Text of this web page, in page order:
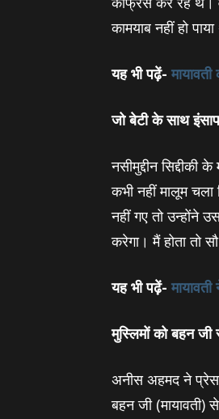
कामयाब नहीं हो
यह भी पढ़ें-
जो बेटी के साथ
नसीमुद्दीन
कभी नहीं मालूम
नहीं गए तो उन्‍होंने
करेगा। मैं होता तो
यह भी पढ़ें-
मुस्लिमों को बहन जी
अनीस अहमद ने
बहन जी (मायावती)